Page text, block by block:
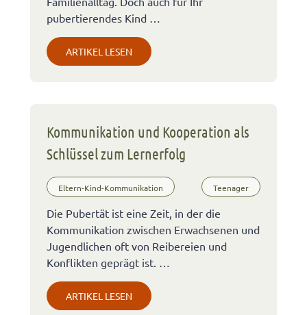
pubertierendes Kind …
ARTIKEL LESEN
Kommunikation und Kooperation als
Schlüssel zum Lernerfolg
Eltern-Kind-Kommunikation Teenager
Die Pubertät ist eine Zeit, in der die
Kommunikation zwischen Erwachsenen und
Jugendlichen oft von Reibereien und
Konflikten geprägt ist. …
ARTIKEL LESEN